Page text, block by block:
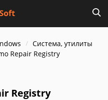
Система, утилиты
Repair Registry
Registry